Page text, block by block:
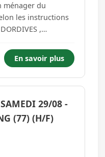
ménager du
les instructions
aspirer,
En savoir plus
29/08 -
(77) (H/F)